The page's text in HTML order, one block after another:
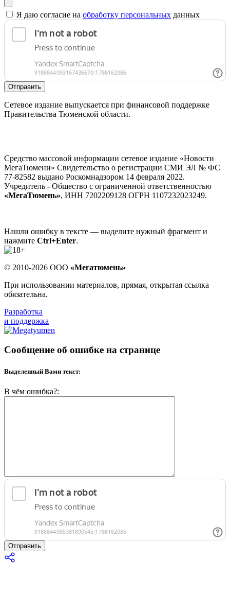
Я даю согласие на обработку персональных данных
Отправить
Сетевое издание выпускается при финансовой поддержке
Правительства Тюменской области.
Средство массовой информации сетевое издание «Новости
МегаТюмени» Свидетельство о регистрации СМИ ЭЛ № ФС
77-82582 выдано Роскомнадзором 14 февраля 2022.
Учредитель - Общество с ограниченной ответственностью
«МегаТюмень», ИНН 7202209128 ОГРН 1107232023249.
Нашли ошибку в тексте — выделите нужный фрагмент и
нажмите Ctrl+Enter.
© 2010-2026 ООО «Мегатюмень»
При использовании материалов, прямая, открытая ссылка
обязательна.
Разработка
и поддержка
Сообщение об ошибке на странице
Выделенный Вами текст:
В чём ошибка?:
Отправить